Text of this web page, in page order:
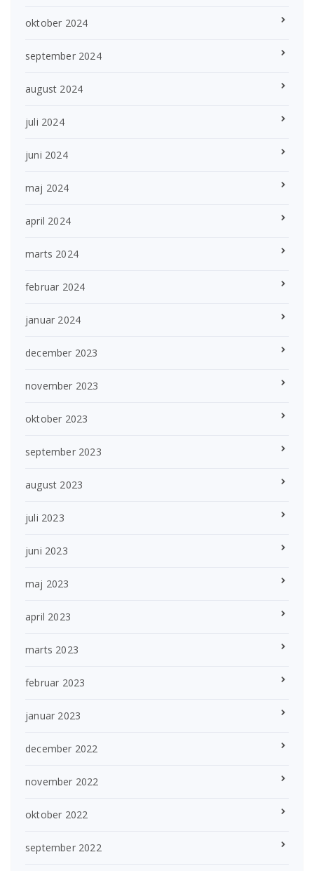
oktober 2024
september 2024
august 2024
juli 2024
juni 2024
maj 2024
april 2024
marts 2024
februar 2024
januar 2024
december 2023
november 2023
oktober 2023
september 2023
august 2023
juli 2023
juni 2023
maj 2023
april 2023
marts 2023
februar 2023
januar 2023
december 2022
november 2022
oktober 2022
september 2022